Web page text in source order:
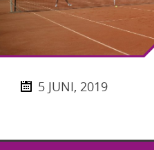
5 JUNI, 2019